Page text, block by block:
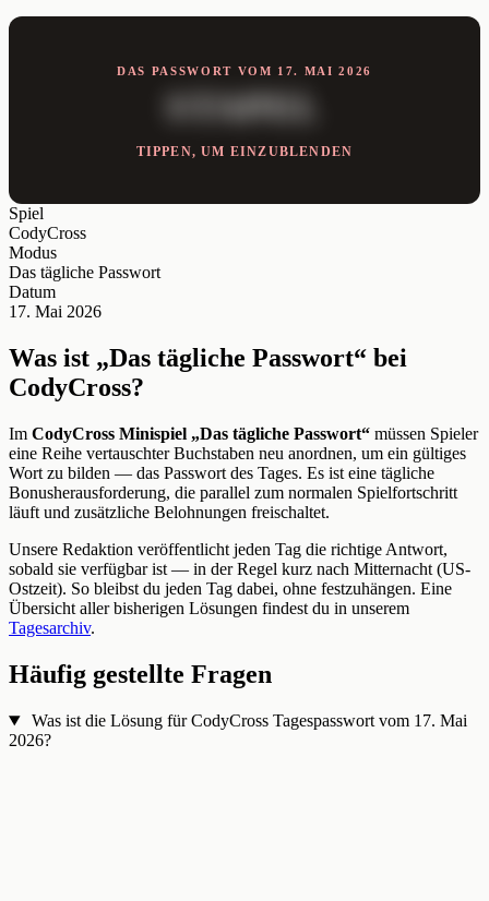
DAS PASSWORT VOM 17. MAI 2026
STAPEL
TIPPEN, UM EINZUBLENDEN
Spiel
CodyCross
Modus
Das tägliche Passwort
Datum
17. Mai 2026
Was ist „Das tägliche Passwort“ bei
CodyCross?
Im CodyCross Minispiel „Das tägliche Passwort“ müssen Spieler
eine Reihe vertauschter Buchstaben neu anordnen, um ein gültiges
Wort zu bilden — das Passwort des Tages. Es ist eine tägliche
Bonusherausforderung, die parallel zum normalen Spielfortschritt
läuft und zusätzliche Belohnungen freischaltet.
Unsere Redaktion veröffentlicht jeden Tag die richtige Antwort,
sobald sie verfügbar ist — in der Regel kurz nach Mitternacht (US-
Ostzeit). So bleibst du jeden Tag dabei, ohne festzuhängen. Eine
Übersicht aller bisherigen Lösungen findest du in unserem
Tagesarchiv.
Häufig gestellte Fragen
Was ist die Lösung für CodyCross Tagespasswort vom 17. Mai
2026?